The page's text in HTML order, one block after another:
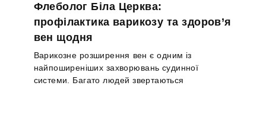
Флеболог Біла Церква:
профілактика варикозу та здоров’я
вен щодня
Варикозне розширення вен є одним із
найпоширеніших захворювань судинної
системи. Багато людей звертаються